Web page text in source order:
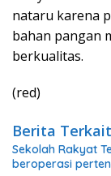
nataru karena
bahan pangan
berkualitas.
(red)
Berita Terkait
Sekolah Rakyat
beroperasi